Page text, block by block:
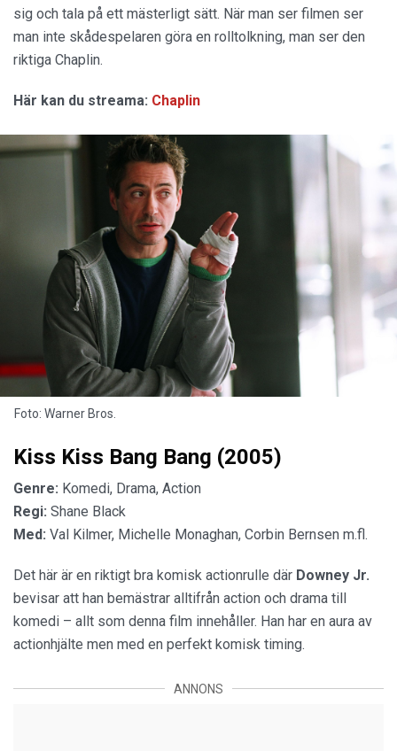
sig och tala på ett mästerligt sätt. När man ser filmen ser
man inte skådespelaren göra en rolltolkning, man ser den
riktiga Chaplin.
Här kan du streama: Chaplin
Foto: Warner Bros.
Kiss Kiss Bang Bang (2005)
Genre: Komedi, Drama, Action
Regi: Shane Black
Med: Val Kilmer, Michelle Monaghan, Corbin Bernsen m.fl.
Det här är en riktigt bra komisk actionrulle där Downey Jr.
bevisar att han bemästrar alltifrån action och drama till
komedi – allt som denna film innehåller. Han har en aura av
actionhjälte men med en perfekt komisk timing.
ANNONS